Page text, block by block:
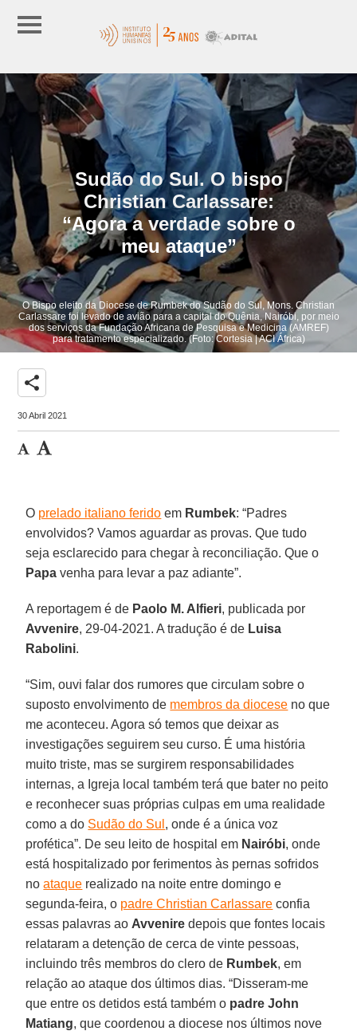
Sudão do Sul. O bispo
Christian Carlassare:
“Agora a verdade sobre o
meu ataque”
O Bispo eleito da Diocese de Rumbek do Sudão do Sul, Mons. Christian
Carlassare foi levado de avião para a capital do Quênia, Nairóbi, por meio
dos serviços da Fundação Africana de Pesquisa e Medicina (AMREF)
para tratamento especializado. (Foto: Cortesia | ACI África)
share
30 Abril 2021
O prelado italiano ferido em Rumbek: “Padres
envolvidos? Vamos aguardar as provas. Que tudo
seja esclarecido para chegar à reconciliação. Que o
Papa venha para levar a paz adiante”.
A reportagem é de Paolo M. Alfieri, publicada por
Avvenire, 29-04-2021. A tradução é de Luisa
Rabolini.
“Sim, ouvi falar dos rumores que circulam sobre o
suposto envolvimento de membros da diocese no que
me aconteceu. Agora só temos que deixar as
investigações seguirem seu curso. É uma história
muito triste, mas se surgirem responsabilidades
internas, a Igreja local também terá que bater no peito
e reconhecer suas próprias culpas em uma realidade
como a do Sudão do Sul , onde é a única voz
profética”. De seu leito de hospital em Nairóbi, onde
está hospitalizado por ferimentos às pernas sofridos
noataque realizado na noite entre domingo e
segunda-feira, o padre Christian Carlassare confia
essas palavras ao Avvenire depois que fontes locais
relataram a detenção de cerca de vinte pessoas,
incluindo três membros do clero de Rumbek, em
relação ao ataque dos últimos dias. “Disseram-me
que entre os detidos está também o padre John
Matiang, que coordenou a diocese nos últimos nove